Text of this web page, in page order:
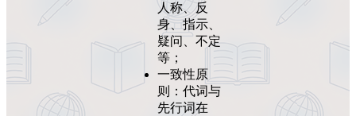
人称、反
身、指示、
疑问、不定
等；
一致性原
则：代词与
先行词在